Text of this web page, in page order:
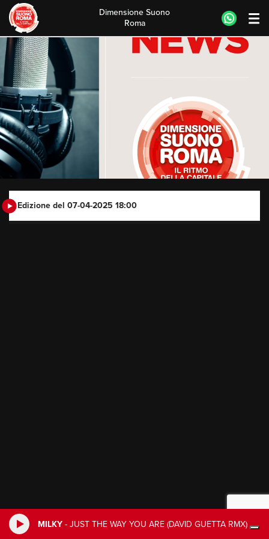
MILKY - JUST THE WAY YOU ARE (DAVID GUETTA RMX)
Skip
to
content
Dimensione Suono
Roma
Edizione del 07-04-2025 18:00